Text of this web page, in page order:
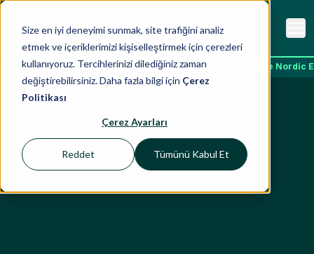
Size en iyi deneyimi sunmak, site trafiğini analiz
etmek ve içeriklerimizi kişiselleştirmek için çerezleri
kullanıyoruz. Tercihlerinizi dilediğiniz zaman
değiştirebilirsiniz. Daha fazla bilgi için Çerez
Politikası
Çerez Ayarları
Tümünü Kabul Et
Reddet
Ana Sayfa İçgörüler Blog ISKO™: EU ve